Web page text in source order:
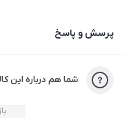
پرسش و پاسخ
شما هم درباره این